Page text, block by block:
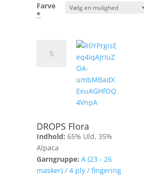
Farve
*
DROPS Flora
Indhold: 65% Uld, 35%
Alpaca
Garngruppe: A (23 - 26
masker) / 4 ply / fingering